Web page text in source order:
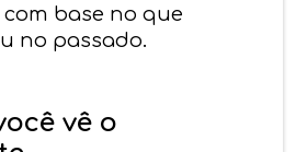
base no que
no passado.
vê o